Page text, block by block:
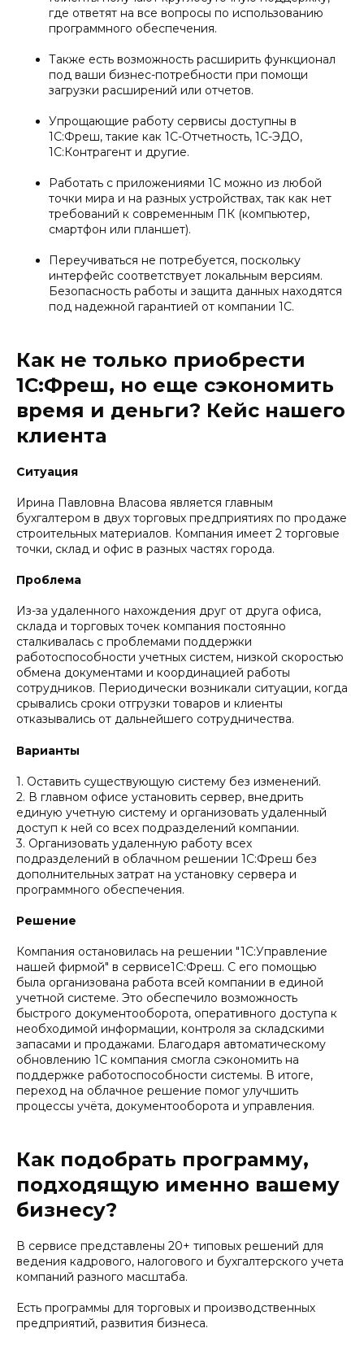
где ответят на все вопросы по использованию
программного обеспечения.
Также есть возможность расширить функционал
под ваши бизнес-потребности при помощи
загрузки расширений или отчетов.
Упрощающие работу сервисы доступны в
1С:Фреш, такие как 1С-Отчетность, 1С-ЭДО,
1С:Контрагент и другие.
Работать с приложениями 1С можно из любой
точки мира и на разных устройствах, так как нет
требований к современным ПК (компьютер,
смартфон или планшет).
Переучиваться не потребуется, поскольку
интерфейс соответствует локальным версиям.
Безопасность работы и защита данных находятся
под надежной гарантией от компании 1С.
Как не только приобрести
1С:Фреш, но еще сэкономить
время и деньги? Кейс нашего
клиента
Ситуация
Ирина Павловна Власова является главным
бухгалтером в двух торговых предприятиях по продаже
строительных материалов. Компания имеет 2 торговые
точки, склад и офис в разных частях города.
Проблема
Из-за удаленного нахождения друг от друга офиса,
склада и торговых точек компания постоянно
сталкивалась с проблемами поддержки
работоспособности учетных систем, низкой скоростью
обмена документами и координацией работы
сотрудников. Периодически возникали ситуации, когда
срывались сроки отгрузки товаров и клиенты
отказывались от дальнейшего сотрудничества.
Варианты
1. Оставить существующую систему без изменений.
2. В главном офисе установить сервер, внедрить
единую учетную систему и организовать удаленный
доступ к ней со всех подразделений компании.
3. Организовать удаленную работу всех
подразделений в облачном решении 1С:Фреш без
дополнительных затрат на установку сервера и
программного обеспечения.
Решение
Компания остановилась на решении "1С:Управление
нашей фирмой" в сервисе1С:Фреш. С его помощью
была организована работа всей компании в единой
учетной системе. Это обеспечило возможность
быстрого документооборота, оперативного доступа к
необходимой информации, контроля за складскими
запасами и продажами. Благодаря автоматическому
обновлению 1С компания смогла сэкономить на
поддержке работоспособности системы. В итоге,
переход на облачное решение помог улучшить
процессы учёта, документооборота и управления.
Как подобрать программу,
подходящую именно вашему
бизнесу?
В сервисе представлены 20+ типовых решений для
ведения кадрового, налогового и бухгалтерского учета
компаний разного масштаба.
Есть программы для торговых и производственных
предприятий, развития бизнеса.